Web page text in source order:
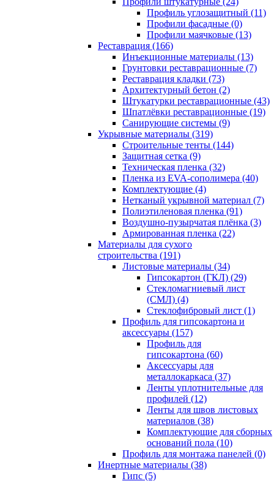
Профиль углозащитный (11)
Профили фасадные (0)
Профили маячковые (13)
Реставрация (166)
Инъекционные материалы (13)
Грунтовки реставрационные (7)
Реставрация кладки (73)
Архитектурный бетон (2)
Штукатурки реставрационные (43)
Шпатлёвки реставрационные (19)
Санирующие системы (9)
Укрывные материалы (319)
Строительные тенты (144)
Защитная сетка (9)
Техническая пленка (32)
Пленка из EVA-сополимера (40)
Комплектующие (4)
Нетканый укрывной материал (7)
Полиэтиленовая пленка (91)
Воздушно-пузырчатая плёнка (3)
Армированная пленка (22)
Материалы для сухого
строительства (191)
Листовые материалы (34)
Гипсокартон (ГКЛ) (29)
Стекломагниевый лист
(СМЛ) (4)
Cтеклофибровый лист (1)
Профиль для гипсокартона и
аксессуары (157)
Профиль для
гипсокартона (60)
Аксессуары для
металлокаркаса (37)
Ленты уплотнительные для
профилей (12)
Ленты для швов листовых
материалов (38)
Комплектующие для сборных
оснований пола (10)
Профиль для монтажа панелей (0)
Инертные материалы (38)
Гипс (5)